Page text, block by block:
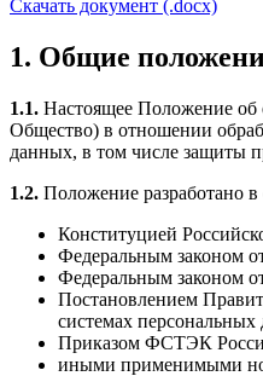
Скачать документ (.docx)
1. Общие
1.1. Настоящее Положение об
Общество) в отношении
данных, в том числе защиты
1.2. Положение разработано
Конституцией
Федеральным законом
Федеральным законом
Постановлением
системах
Приказом ФСТЭК
иными применимыми